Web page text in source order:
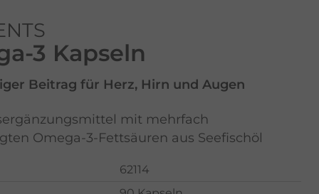
3 Kapseln
Beitrag für Herz, Hirn und Augen
mit mehrfach
Omega-3-Fettsäuren aus Seefischöl
62114